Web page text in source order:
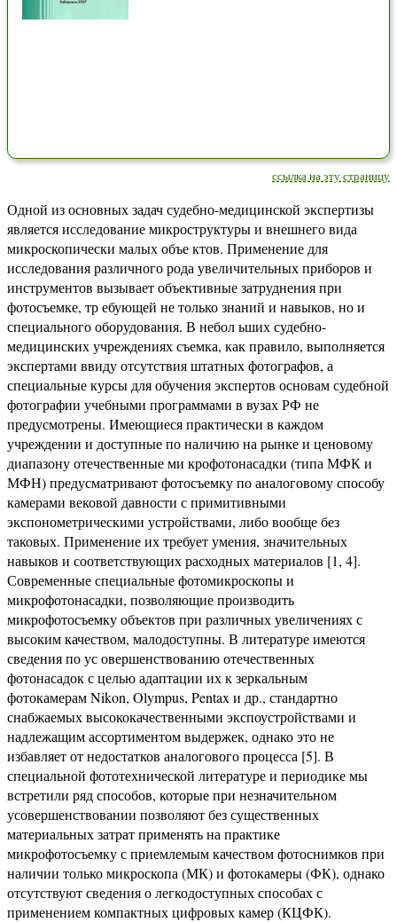
ссылка на эту страницу
Одной из основных задач судебно-медицинской экспертизы
является исследование микроструктуры и внешнего вида
микроскопически малых объе ктов. Применение для
исследования различного рода увеличительных приборов и
инструментов вызывает объективные затруднения при
фотосъемке, тр ебующей не только знаний и навыков, но и
специального оборудования. В небол ьших судебно-
медицинских учреждениях съемка, как правило, выполняется
экспертами ввиду отсутствия штатных фотографов, а
специальные курсы для обучения экспертов основам судебной
фотографии учебными программами в вузах РФ не
предусмотрены. Имеющиеся практически в каждом
учреждении и доступные по наличию на рынке и ценовому
диапазону отечественные ми крофотонасадки (типа МФК и
МФН) предусматривают фотосъемку по аналоговому способу
камерами вековой давности с примитивными
экспонометрическими устройствами, либо вообще без
таковых. Применение их требует умения, значительных
навыков и соответствующих расходных материалов [1, 4].
Современные специальные фотомикроскопы и
микрофотонасадки, позволяющие производить
микрофотосъемку объектов при различных увеличениях с
высоким качеством, малодоступны. В литературе имеются
сведения по ус овершенствованию отечественных
фотонасадок с целью адаптации их к зеркальным
фотокамерам Nikon, Olympus, Pentax и др., стандартно
снабжаемых высококачественными экспоустройствами и
надлежащим ассортиментом выдержек, однако это не
избавляет от недостатков аналогового процесса [5]. В
специальной фототехнической литературе и периодике мы
встретили ряд способов, которые при незначительном
усовершенствовании позволяют без существенных
материальных затрат применять на практике
микрофотосъемку с приемлемым качеством фотоснимков при
наличии только микроскопа (МК) и фотокамеры (ФК), однако
отсутствуют сведения о легкодоступных способах с
применением компактных цифровых камер (КЦФК).